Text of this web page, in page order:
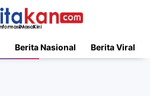
Berita Nasional Berita Viral